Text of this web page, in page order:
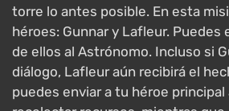
torre lo antes posible. En esta
héroes: Gunnar y Lafleur. Puedes
de ellos al Astrónomo. Incluso si
diálogo, Lafleur aún recibirá el
puedes enviar a tu héroe principal